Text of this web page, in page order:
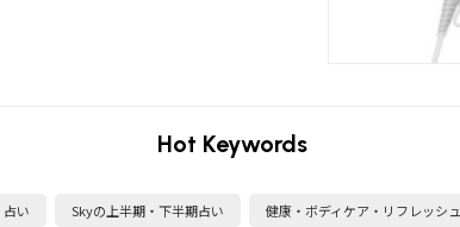
Hot Keywords
占い Skyの上半期・下半期占い 健康・ボディケア・リフレッシュ